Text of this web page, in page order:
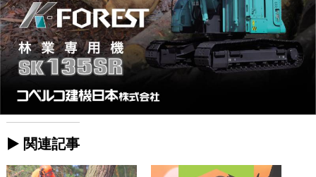
► 関連記事